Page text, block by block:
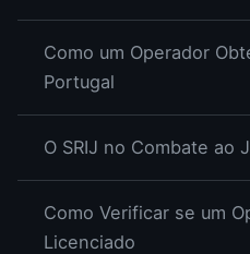
Como um Operador
Portugal
O SRIJ no Combate ao
Como Verificar se um
Licenciado